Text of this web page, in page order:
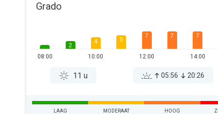
Grado
08:00
2
4
10:00
5
7
12:00
7 7
14:00
11 u 05:56 20:26
LAAG MODERAAT HOOG